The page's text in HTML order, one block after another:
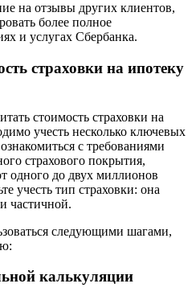
на отзывы других клиентов,
более полное
и услугах Сбербанка.
страховки на ипотеку
стоимость страховки на
учесть несколько ключевых
с требованиями
страхового покрытия,
одного до двух миллионов
учесть тип страховки: она
частичной.
следующими шагами,
калькуляции